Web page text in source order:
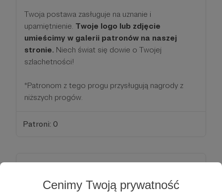
Cenimy Twoją prywatność
Twoja postawa zasługuje na uznanie i
upamiętnienie. Twoje logo lub zdjęcie
umieścimy w galerii patronów na naszej
stronie. Niech świat się dowie o Twojej
szlachetności!
*Patronom z tego progu przysługują nagrody z
niższych progów.
Patroni: 0